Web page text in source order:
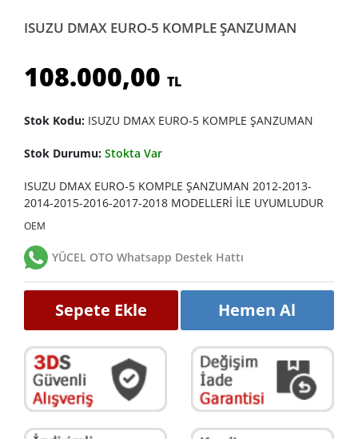
ISUZU DMAX EURO-5 KOMPLE ŞANZUMAN
108.000,00 TL
Stok Kodu: ISUZU DMAX EURO-5 KOMPLE ŞANZUMAN
Stok Durumu: Stokta Var
ISUZU DMAX EURO-5 KOMPLE ŞANZUMAN 2012-2013-
2014-2015-2016-2017-2018 MODELLERİ İLE UYUMLUDUR
OEM
YÜCEL OTO Whatsapp Destek Hattı
Sepete Ekle Hemen Al